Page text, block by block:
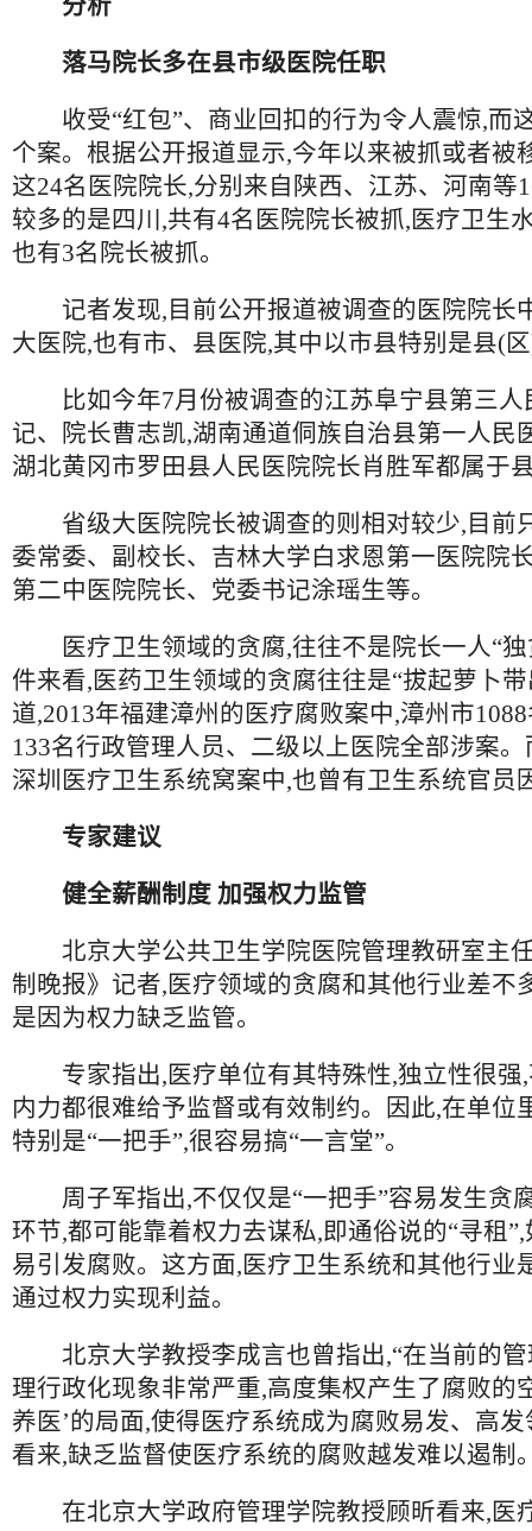
分析
落马院长多在县市级医院任职
收受“红包”、商业回扣的行为令人震惊,而
个案。根据公开报道显示,今年以来被抓或者被
这24名医院院长,分别来自陕西、江苏、河南等
较多的是四川,共有4名医院院长被抓,医疗卫生
也有3名院长被抓。
记者发现,目前公开报道被调查的医院院长
大医院,也有市、县医院,其中以市县特别是县(
比如今年7月份被调查的江苏阜宁县第三人
记、院长曹志凯,湖南通道侗族自治县第一人民
湖北黄冈市罗田县人民医院院长肖胜军都属于
省级大医院院长被调查的则相对较少,目前
委常委、副校长、吉林大学白求恩第一医院院
第二中医院院长、党委书记涂瑶生等。
医疗卫生领域的贪腐,往往不是院长一人“独
件来看,医药卫生领域的贪腐往往是“拔起萝卜
道,2013年福建漳州的医疗腐败案中,漳州市
133名行政管理人员、二级以上医院全部涉案
深圳医疗卫生系统窝案中,也曾有卫生系统官员
专家建议
健全薪酬制度 加强权力监管
北京大学公共卫生学院医院管理教研室主
制晚报》记者,医疗领域的贪腐和其他行业差不
是因为权力缺乏监管。
专家指出,医疗单位有其特殊性,独立性很强,
内力都很难给予监督或有效制约。因此,在单位
特别是“一把手”,很容易搞“一言堂”。
周子军指出,不仅仅是“一把手”容易发生贪
环节,都可能靠着权力去谋私,即通俗说的“寻租
易引发腐败。这方面,医疗卫生系统和其他行业
通过权力实现利益。
北京大学教授李成言也曾指出,“在当前的管
理行政化现象非常严重,高度集权产生了腐败的
养医’的局面,使得医疗系统成为腐败易发、高
看来,缺乏监督使医疗系统的腐败越发难以遏制
在北京大学政府管理学院教授顾昕看来,医